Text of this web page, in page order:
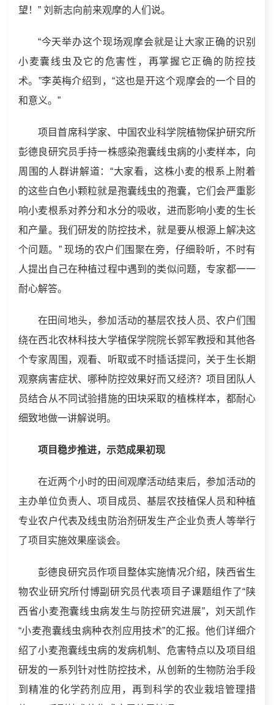
望！” 刘新志向前来观摩的人们说。
“今天举办这个现场观摩会就是让大家正确的识别
小麦囊线虫及它的危害性，再掌握它正确的防控技
术。”李英梅介绍到，“这也是开这个观摩会的一个目的
和意义。”
项目首席科学家、中国农业科学院植物保护研究所
彭德良研究员手持一株感染孢囊线虫病的小麦样本，向
周围的人群讲解道：“大家看，这株小麦的根系上附着
的这些白色小颗粒就是孢囊线虫的孢囊，它们会严重影
响小麦根系对养分和水分的吸收，进而影响小麦的生长
和产量。我们研发的防控技术，就是要从根源上解决这
个问题。” 现场的农户们围聚在旁，仔细聆听，不时有
人提出自己在种植过程中遇到的类似问题，专家都一一
耐心解答。
在田间地头，参加活动的基层农技人员、农户们围
绕在西北农林科技大学植保学院院长郭军教授和其他各
个专家周围，观看、听取或不时插话提问，关于生长期
观察病害症状、哪种防控效果好而又经济？项目团队人
员结合从不同试验措施的田块采取的植株样本，都耐心
细致地做一讲解说明。
项目稳步推进，示范成果初现
在近两个小时的田间观摩活动结束后，参加活动的
主办单位负责人、项目成员、基层农技植保人员和种植
专业农户代表及线虫防治剂研发生产企业负责人等举行
了项目实施效果座谈会。
彭德良研究员作项目整体实施情况介绍，陕西省生
物农业研究所付博副研究员代表项目子课题组作了“陕
西省小麦孢囊线虫病发生与防控研究进展”，刘天凯作
“小麦孢囊线虫病种衣剂应用技术”的汇报。他们详细介
绍了小麦孢囊线虫病的发病机制、危害特点以及项目组
研发的一系列针对性防控技术，从创新的生物防治手段
到精准的化学药剂应用，再到科学的农业栽培管理措